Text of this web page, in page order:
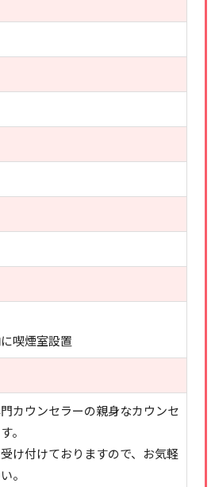
喫煙室設置
カウンセラーの親身なカウンセ
。
け付けておりますので、お気軽
。